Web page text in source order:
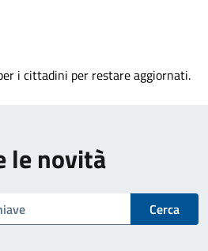
i cittadini per restare aggiornati.
le novità
Cerca